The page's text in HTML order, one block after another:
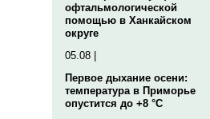
офтальмологической
помощью в Ханкайском
округе
05.08 |
Первое дыхание осени:
температура в Приморье
опустится до +8 °C